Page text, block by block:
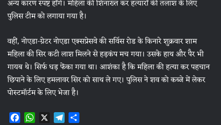
अन्य कारण स्पष्ट होंगे। महिला की शिनाख्त कर हत्यारों की तलाश के लिए
पुलिस टीम को लगाया गया है।
वहीं, नोएडा-ग्रेटर नोएडा एक्सप्रेसवे की सर्विस रोड के किनारे शुक्रवार शाम
महिला की सिर कटी लाश मिलने से हड़कंप मच गया। उसके हाथ और पैर भी
गायब थे। सिर्फ धड़ फेंका गया था। आशंका है कि महिला की हत्या कर पहचान
छिपाने के लिए हमलावर सिर को साथ ले गए। पुलिस ने शव को कब्जे में लेकर
पोस्टमॉर्टम के लिए भेजा है।
F W X T